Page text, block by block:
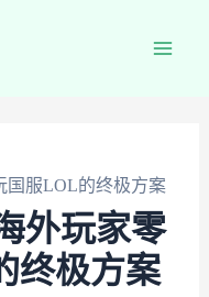
国服LOL的终极方案
外玩家零
终极方案